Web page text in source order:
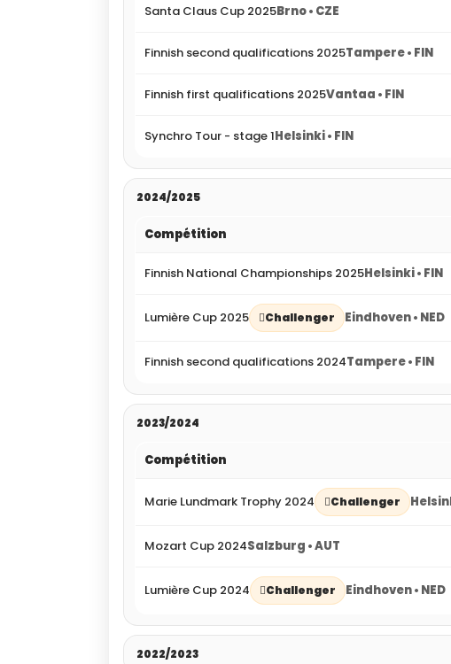
Santa Claus Cup 2025Brno • CZE
Finnish second qualifications 2025Tampere • FIN
Finnish first qualifications 2025Vantaa • FIN
Synchro Tour - stage 1Helsinki • FIN
2024/2025
Compétition
Finnish National Championships 2025Helsinki • FIN
Lumière Cup 2025 Challenger Eindhoven • NED
Finnish second qualifications 2024Tampere • FIN
2023/2024
Compétition
Marie Lundmark Trophy 2024 Challenger
Mozart Cup 2024Salzburg • AUT
Lumière Cup 2024 Challenger Eindhoven • NED
2022/2023